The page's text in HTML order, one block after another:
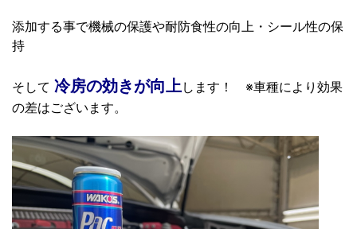
添加する事で機械の保護や耐防食性の向上・シール性の保
持
そして 冷房の効きが向上します！ ※車種により効果
の差はございます。